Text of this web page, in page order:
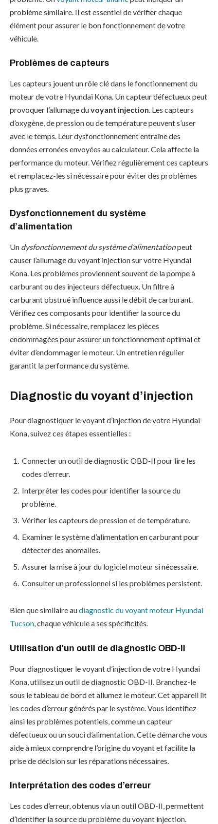
problème similaire. Il est essentiel de vérifier chaque
élément pour assurer le bon fonctionnement de votre
véhicule.
Problèmes de capteurs
Les capteurs jouent un rôle clé dans le fonctionnement du
moteur de votre Hyundai Kona. Un capteur défectueux peut
provoquer l’allumage duvoyant injection. Les capteurs
d’oxygène, de pression ou de température peuvent s’user
avec le temps. Leur dysfonctionnement entraîne des
données erronées envoyées au calculateur. Cela affecte la
performance du moteur. Vérifiez régulièrement ces capteurs
et remplacez-les si nécessaire pour éviter des problèmes
plus graves.
Dysfonctionnement du système
d’alimentation
Un dysfonctionnement du système d’alimentationpeut
causer l’allumage du voyant injection sur votre Hyundai
Kona. Les problèmes proviennent souvent de la pompe à
carburant ou des injecteurs défectueux. Un filtre à
carburant obstrué influence aussi le débit de carburant.
Vérifiez ces composants pour identifier la source du
problème. Si nécessaire, remplacez les pièces
endommagées pour assurer un fonctionnement optimal et
éviter d’endommager le moteur. Un entretien régulier
garantit la performance du système.
Diagnostic du voyant d’injection
Pour diagnostiquer le voyant d’injection de votre Hyundai
Kona, suivez ces étapes essentielles :
Connecter un outil de diagnostic OBD-II pour lire les
codes d’erreur.
Interpréter les codes pour identifier la source du
problème.
Vérifier les capteurs de pression et de température.
Examiner le système d’alimentation en carburant pour
détecter des anomalies.
Assurer la mise à jour du logiciel moteur si nécessaire.
Consulter un professionnel si les problèmes persistent.
Bien que similaire audiagnostic du voyant moteur Hyundai
Tucson, chaque véhicule a ses spécificités.
Utilisation d’un outil de diagnostic OBD-II
Pour diagnostiquer le voyant d’injection de votre Hyundai
Kona, utilisez un outil de diagnostic OBD-II. Branchez-le
sous le tableau de bord et allumez le moteur. Cet appareil lit
les codes d’erreur générés par le système. Vous identifiez
ainsi les problèmes potentiels, comme un capteur
défectueux ou un souci d’alimentation. Cette démarche vous
aide à mieux comprendre l’origine du voyant et facilite la
prise de décision sur les réparations nécessaires.
Interprétation des codes d’erreur
Les codes d’erreur, obtenus via un outil OBD-II, permettent
d’identifier la source du problème du voyant injection.